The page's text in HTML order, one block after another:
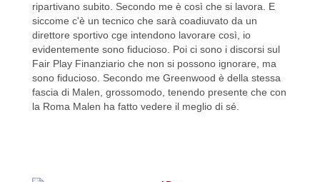
ripartivano subito. Secondo me è così che si lavora. E
siccome c'è un tecnico che sarà coadiuvato da un
direttore sportivo cge intendono lavorare così, io
evidentemente sono fiducioso. Poi ci sono i discorsi sul
Fair Play Finanziario che non si possono ignorare, ma
sono fiducioso. Secondo me Greenwood è della stessa
fascia di Malen, grossomodo, tenendo presente che con
la Roma Malen ha fatto vedere il meglio di sé.